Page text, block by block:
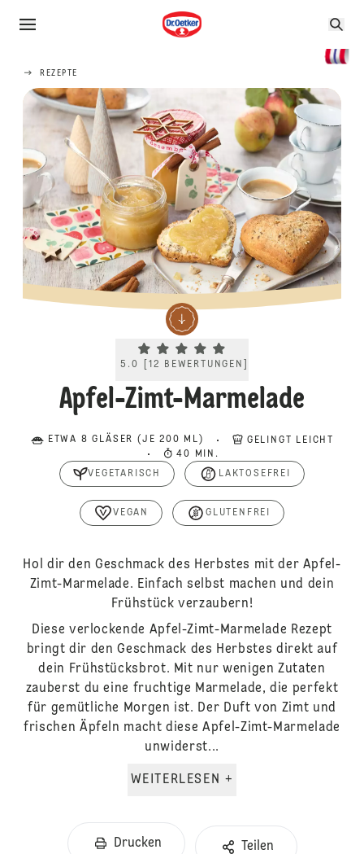
REZEPTE
Current rating 5.0. Click to rate.
5.0 12 BEWERTUNGEN
Apfel-Zimt-Marmelade
ETWA 8 GLÄSER (JE 200 ML)
GELINGT LEICHT
40 MIN.
VEGETARISCH
LAKTOSEFREI
VEGAN GLUTENFREI
Hol dir den Geschmack des Herbstes mit der Apfel-
Zimt-Marmelade. Einfach selbst machen und dein
Frühstück verzaubern!
Diese verlockende Apfel-Zimt-Marmelade Rezept
bringt dir den Geschmack des Herbstes direkt auf
dein Frühstücksbrot. Mit nur wenigen Zutaten
zauberst du eine fruchtige Marmelade, die perfekt
für gemütliche Morgen ist. Der Duft von Zimt und
frischen Äpfeln macht diese Apfel-Zimt-Marmelade
unwiderst...
WEITERLESEN +
Drucken Teilen